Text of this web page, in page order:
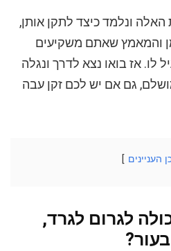
ונלמד כיצד לתקן אותן,
והמאמץ שאתם משקיעים
לו. אז בואו נצא לדרך ונגלה
גם אם יש לכם זקן עבה
העניינים
לגרום לגרד,